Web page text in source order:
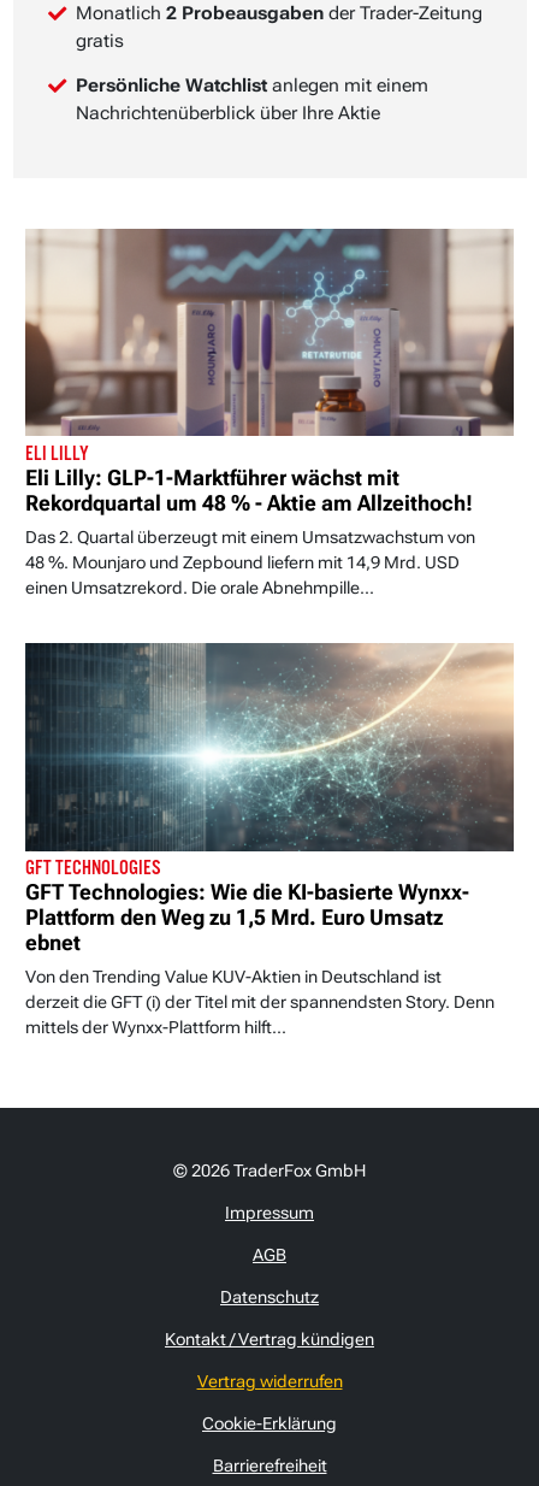
Monatlich 2 Probeausgaben der Trader-Zeitung
gratis
Persönliche Watchlist anlegen mit einem
Nachrichtenüberblick über Ihre Aktie
ELI LILLY
Eli Lilly: GLP-1-Marktführer wächst mit
Rekordquartal um 48 % - Aktie am Allzeithoch!
Das 2. Quartal überzeugt mit einem Umsatzwachstum von
48 %. Mounjaro und Zepbound liefern mit 14,9 Mrd. USD
einen Umsatzrekord. Die orale Abnehmpille...
GFT TECHNOLOGIES
GFT Technologies: Wie die KI-basierte Wynxx-
Plattform den Weg zu 1,5 Mrd. Euro Umsatz
ebnet
Von den Trending Value KUV-Aktien in Deutschland ist
derzeit die GFT (i) der Titel mit der spannendsten Story. Denn
mittels der Wynxx-Plattform hilft...
© 2026 TraderFox GmbH
Impressum
AGB
Datenschutz
Kontakt / Vertrag kündigen
Vertrag widerrufen
Cookie-Erklärung
Barrierefreiheit